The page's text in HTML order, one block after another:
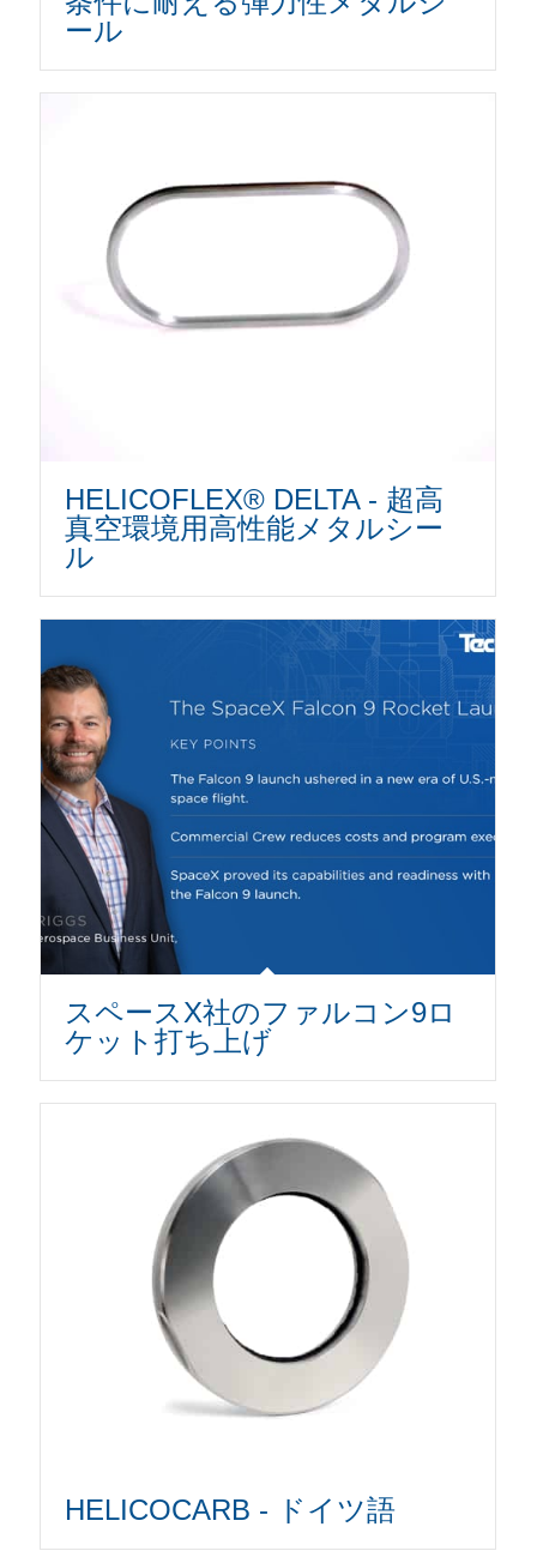
ール
HELICOFLEX® DELTA - 超高
真空環境用高性能メタルシー
ル
スペースX社のファルコン9ロ
ケット打ち上げ
HELICOCARB - ドイツ語